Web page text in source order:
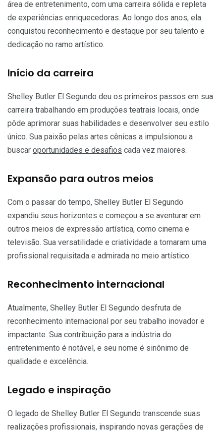
área de entretenimento, com uma carreira sólida e repleta
de experiências enriquecedoras. Ao longo dos anos, ela
conquistou reconhecimento e destaque por seu talento e
dedicação no ramo artístico.
Início da carreira
Shelley Butler El Segundo deu os primeiros passos em sua
carreira trabalhando em produções teatrais locais, onde
pôde aprimorar suas habilidades e desenvolver seu estilo
único. Sua paixão pelas artes cênicas a impulsionou a
buscar oportunidades e desafios cada vez maiores.
Expansão para outros meios
Com o passar do tempo, Shelley Butler El Segundo
expandiu seus horizontes e começou a se aventurar em
outros meios de expressão artística, como cinema e
televisão. Sua versatilidade e criatividade a tornaram uma
profissional requisitada e admirada no meio artístico.
Reconhecimento internacional
Atualmente, Shelley Butler El Segundo desfruta de
reconhecimento internacional por seu trabalho inovador e
impactante. Sua contribuição para a indústria do
entretenimento é notável, e seu nome é sinônimo de
qualidade e excelência.
Legado e inspiração
O legado de Shelley Butler El Segundo transcende suas
realizações profissionais, inspirando novas gerações de